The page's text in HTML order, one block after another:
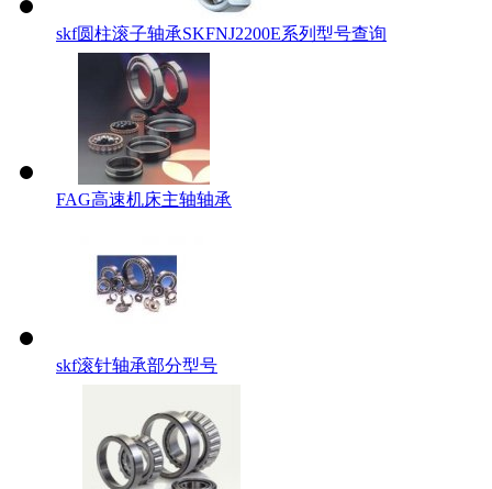
skf圆柱滚子轴承SKFNJ2200E系列型号查询
FAG高速机床主轴轴承
skf滚针轴承部分型号